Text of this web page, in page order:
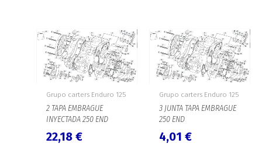
Grupo carters Enduro 125
2 TAPA EMBRAGUE
INYECTADA 250 END
22,18 €
Grupo carters Enduro 125
3 JUNTA TAPA EMBRAGUE
250 END
4,01 €